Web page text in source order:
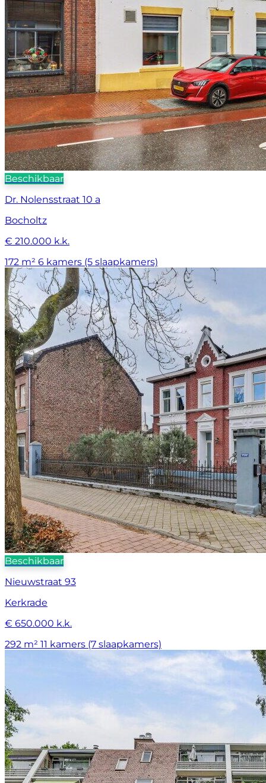
Beschikbaar
Dr. Nolensstraat 10 a
Bocholtz
€ 210.000 k.k.
172 m² 6 kamers (5 slaapkamers)
Beschikbaar
Nieuwstraat 93
Kerkrade
€ 650.000 k.k.
292 m² 11 kamers (7 slaapkamers)